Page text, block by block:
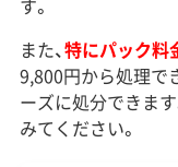
す。
また、特にパック料
9,800円から処理で
ーズに処分できま
みてください。